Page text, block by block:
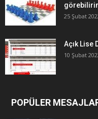
25 Şubat
Açık Lise
10 Şubat
POPÜLER